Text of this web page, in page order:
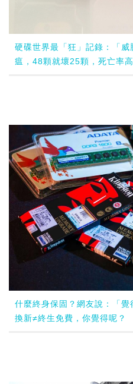
硬碟世界最「狂」記錄：「
瘟，48顆就壞25顆，死亡率
什麼終身保固？網友說：「
換新≠終生免費，你覺得呢？